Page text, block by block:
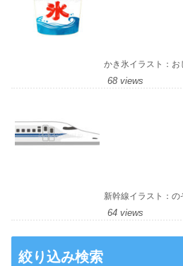
かき氷イラスト：
68 views
新幹線イラスト：
64 views
絞り込み検索